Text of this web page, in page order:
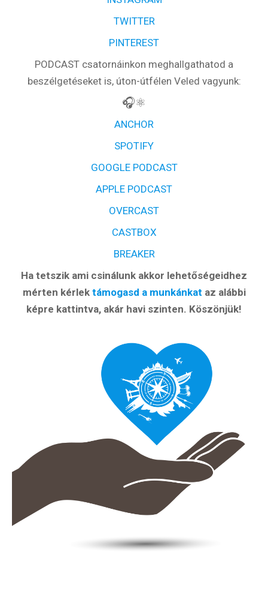
most ingyen megkapsz Tőlünk!
Világkörüli
Külföldre
Költözünk!
Kaland -
játék -
kockázat
Utazási
TWITTER
PINTEREST
PODCAST csatornáinkon meghallgathatod a
beszélgetéseket is, úton-útfélen Veled vagyunk:
🎧⚛️
ANCHOR
SPOTIFY
GOOGLE PODCAST
APPLE PODCAST
OVERCAST
CASTBOX
BREAKER
Ha tetszik ami csinálunk akkor lehetőségeidhez
mérten kérlek támogasd a munkánkat az alábbi
képre kattintva, akár havi szinten. Köszönjük!